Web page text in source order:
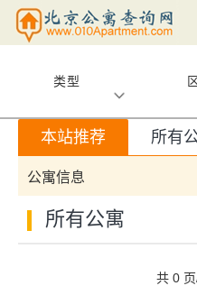
类型
本站推荐 所有
公寓信息
所有公寓
共 0